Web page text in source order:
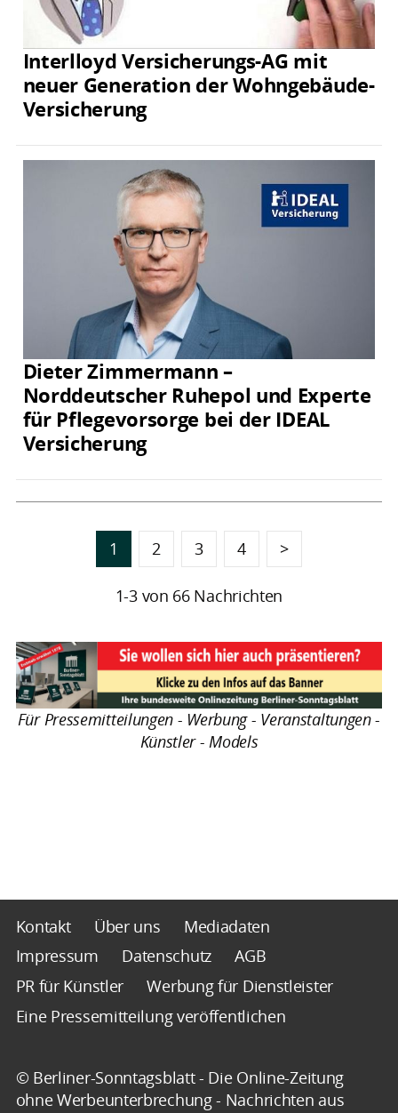
Interlloyd Versicherungs-AG mit
neuer Generation der Wohngebäude-
Versicherung
Dieter Zimmermann –
Norddeutscher Ruhepol und Experte
für Pflegevorsorge bei der IDEAL
Versicherung
1 2 3 4 >
1-3 von 66 Nachrichten
Für Pressemitteilungen - Werbung - Veranstaltungen -
Künstler - Models
Kontakt Über uns
Mediadaten
Impressum
Datenschutz
AGB
PR für Künstler
Werbung für Dienstleister
Eine Pressemitteilung veröffentlichen
© Berliner-Sonntagsblatt - Die Online-Zeitung
ohne Werbeunterbrechung - Nachrichten aus